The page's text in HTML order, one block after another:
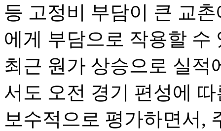
등 고정비 부담이 큰 교
에게 부담으로 작용할 수
최근 원가 상승으로 실적
서도 오전 경기 편성에
보수적으로 평가하면서,